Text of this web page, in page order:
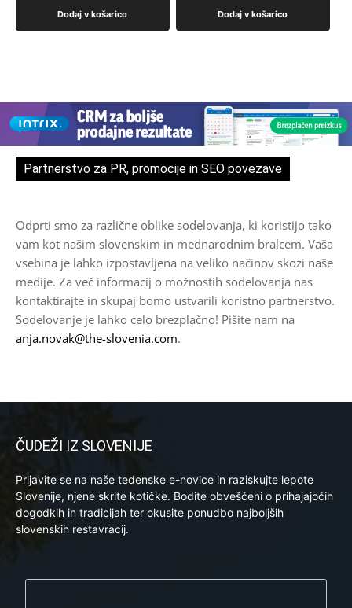
Dodaj v košarico Dodaj v košarico
Partnerstvo za PR, promocije in SEO povezave
Odprti smo za različne oblike sodelovanja, ki koristijo tako
vam kot našim slovenskim in mednarodnim bralcem. Vaša
vsebina je lahko izpostavljena na veliko načinov skozi naše
medije. Za več informacij o možnostih sodelovanja nas
kontaktirajte in skupaj bomo ustvarili koristno partnerstvo.
Sodelovanje je lahko celo brezplačno! Pišite nam na
anja.novak@the-slovenia.com.
ČUDEŽI IZ SLOVENIJE
Prijavite se na naše tedenske e-novice in raziskujte lepote
Slovenije, njene skrite kotičke. Bodite obveščeni o prihajajočih
dogodkih in tradicijah ter okusite ponudbo najboljših
slovenskih restavracij.